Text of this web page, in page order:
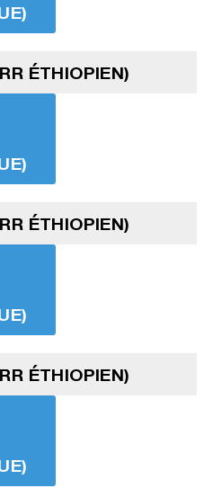
ÉTHIOPIEN)
ÉTHIOPIEN)
ÉTHIOPIEN)